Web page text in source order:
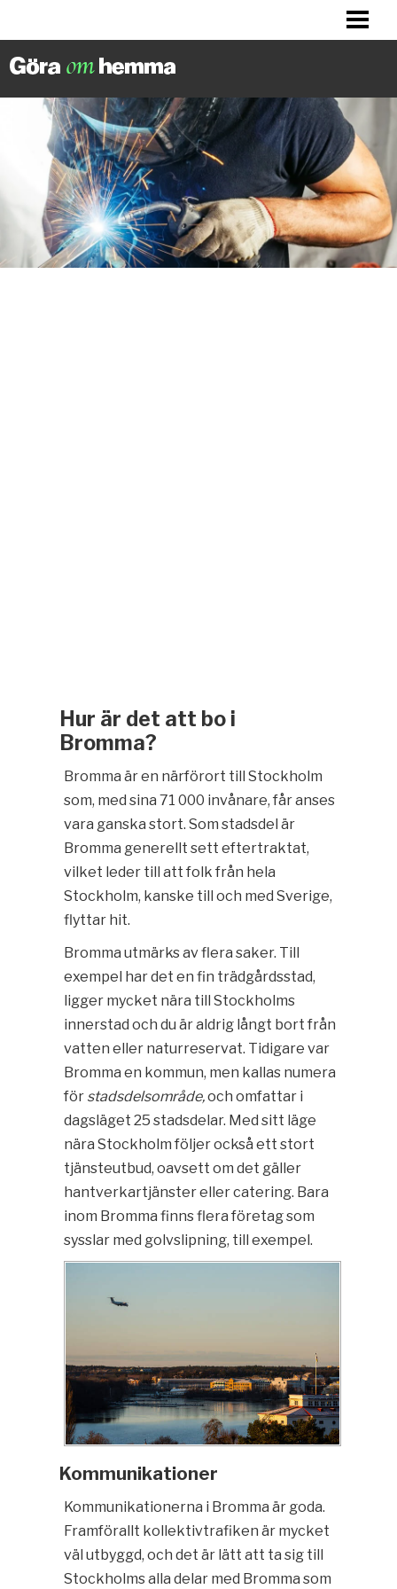
LITET KÖK? HITTA INSPIRATION!
FIXA HALLEN
BLOGG
Hur är det att bo i
Bromma?
Bromma är en närförort till Stockholm
som, med sina 71 000 invånare, får anses
vara ganska stort. Som stadsdel är
Bromma generellt sett eftertraktat,
vilket leder till att folk från hela
Stockholm, kanske till och med Sverige,
flyttar hit.
Bromma utmärks av flera saker. Till
exempel har det en fin trädgårdsstad,
ligger mycket nära till Stockholms
innerstad och du är aldrig långt bort från
vatten eller naturreservat. Tidigare var
Bromma en kommun, men kallas numera
för stadsdelsområde,och omfattar i
dagsläget 25 stadsdelar. Med sitt läge
nära Stockholm följer också ett stort
tjänsteutbud, oavsett om det gäller
hantverkartjänster eller catering. Bara
inom Bromma finns flera företag som
sysslar med golvslipning, till exempel.
Kommunikationer
Kommunikationerna i Bromma är goda.
Framförallt kollektivtrafiken är mycket
väl utbyggd, och det är lätt att ta sig till
Stockholms alla delar med Bromma som